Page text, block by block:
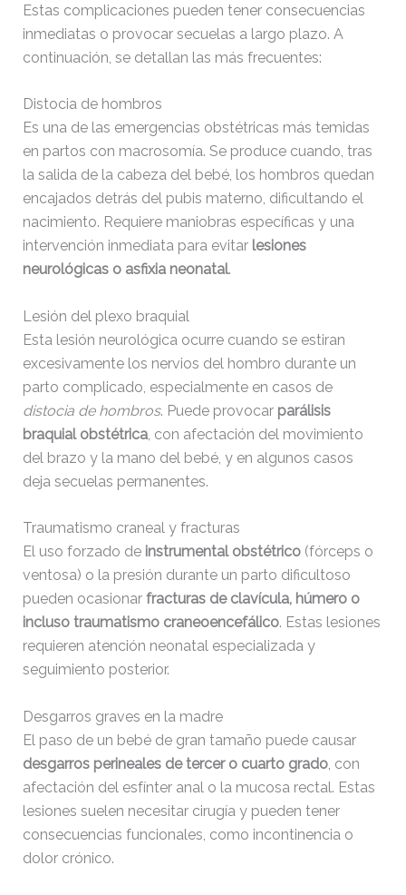
Estas complicaciones pueden tener consecuencias
inmediatas o provocar secuelas a largo plazo. A
continuación, se detallan las más frecuentes:
Distocia de hombros
Es una de las emergencias obstétricas más temidas
en partos con macrosomía. Se produce cuando, tras
la salida de la cabeza del bebé, los hombros quedan
encajados detrás del pubis materno, dificultando el
nacimiento. Requiere maniobras específicas y una
intervención inmediata para evitar lesiones
neurológicas o asfixia neonatal.
Lesión del plexo braquial
Esta lesión neurológica ocurre cuando se estiran
excesivamente los nervios del hombro durante un
parto complicado, especialmente en casos de
distocia de hombros. Puede provocar parálisis
braquial obstétrica, con afectación del movimiento
del brazo y la mano del bebé, y en algunos casos
deja secuelas permanentes.
Traumatismo craneal y fracturas
El uso forzado de instrumental obstétrico(fórceps o
ventosa) o la presión durante un parto dificultoso
pueden ocasionar fracturas de clavícula, húmero o
incluso traumatismo craneoencefálico. Estas lesiones
requieren atención neonatal especializada y
seguimiento posterior.
Desgarros graves en la madre
El paso de un bebé de gran tamaño puede causar
desgarros perineales de tercer o cuarto grado, con
afectación del esfínter anal o la mucosa rectal. Estas
lesiones suelen necesitar cirugía y pueden tener
consecuencias funcionales, como incontinencia o
dolor crónico.